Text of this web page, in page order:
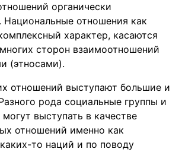
органически
Национальные отношения как
характер, касаются
сторон взаимоотношений
(этносами).
отношений выступают большие и
рода социальные группы и
выступать в качестве
отношений именно как
то наций и по поводу